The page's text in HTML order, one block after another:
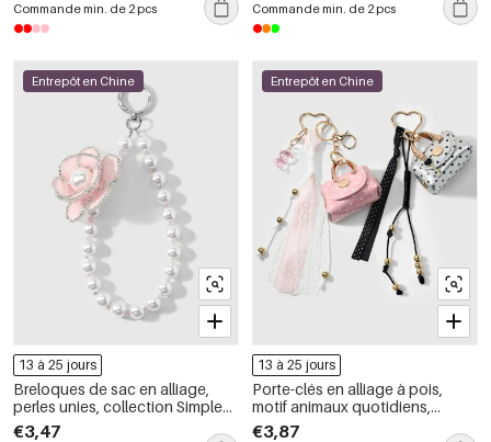
Commande min. de 2 pcs Commande min. de 2 pcs
Entrepôt en Chine
13 à 25 jours
Breloques de sac en alliage,
perles unies, collection Simple
Series Daily Flower
€3,47
Entrepôt en Chine
13 à 25 jours
Porte-clés en alliage à pois,
motif animaux quotidiens,
collection Simple Series
€3,87